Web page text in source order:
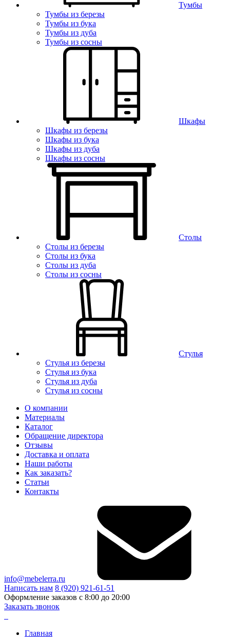
Тумбы
Тумбы из березы
Тумбы из бука
Тумбы из дуба
Тумбы из сосны
Шкафы
Шкафы из березы
Шкафы из бука
Шкафы из дуба
Шкафы из сосны
Столы
Столы из березы
Столы из бука
Столы из дуба
Столы из сосны
Стулья
Стулья из березы
Стулья из бука
Стулья из дуба
Стулья из сосны
О компании
Материалы
Каталог
Обращение директора
Отзывы
Доставка и оплата
Наши работы
Как заказать?
Статьи
Контакты
info@mebelerra.ru
Написать нам 8 (920) 921-61-51
Оформление заказов с 8:00 до 20:00
Заказать звонок
Главная